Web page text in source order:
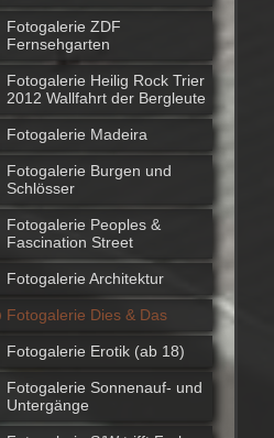
Fotogalerie ZDF
Fernsehgarten
Fotogalerie Heilig Rock Trier
2012 Wallfahrt der Bergleute
Fotogalerie Madeira
Fotogalerie Burgen und
Schlösser
Fotogalerie Peoples &
Fascination Street
Fotogalerie Architektur
Fotogalerie Dies & Das
Fotogalerie Erotik (ab 18)
Fotogalerie Sonnenauf- und
Untergänge